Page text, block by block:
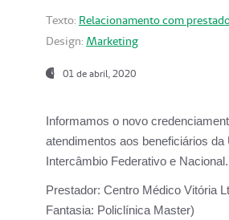
Texto: Relacionamento com
Design: Marketing
01 de abril, 2020
Informamos o novo
atendimentos aos beneficiários da
Intercâmbio Federativo e Nacional.
Prestador: Centro Médico Vitória
Fantasia: Policlínica Master)